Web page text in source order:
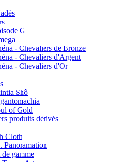
G
- Chevaliers de Bronze
- Chevaliers d'Argent
- Chevaliers d'Or
Shô
of Gold
produits dérivés
Cloth
Panoramation
de gamme